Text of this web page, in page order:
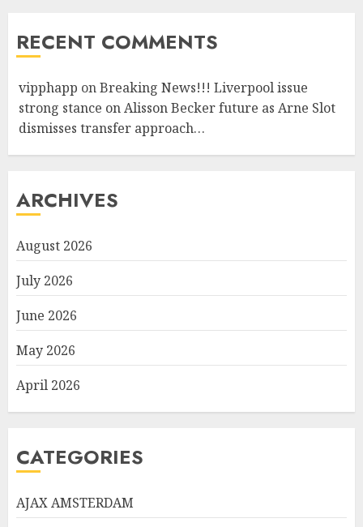
RECENT COMMENTS
vipphapp onBreaking News!!! Liverpool issue
strong stance on Alisson Becker future as Arne Slot
dismisses transfer approach…
ARCHIVES
August 2026
July 2026
June 2026
May 2026
April 2026
CATEGORIES
AJAX AMSTERDAM